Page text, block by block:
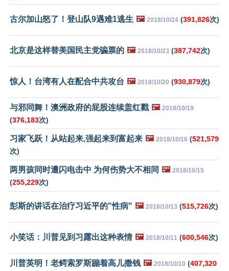
古尔加山怒了！登山队9遇难1逃生 🖼️ 2018/10/24 (391,826次)
北京是这样替美国民主党骗票的 🖼️ 2018/10/23 (387,742次)
惊人！台湾有人在配合中共攻台 🖼️ 2018/10/20 (930,879次)
与邪同舞！澳洲政府的屁股连续盖红戳 🖼️ 2018/10/19
(376,183次)
习家飞跃！从站起来,强起来到富起来 🖼️ 2018/10/16 (521,579
次)
两男孩同时遭闪电击中 为何伤势大不相同 🖼️ 2018/10/15
(255,229次)
彭斯的讲话在治疗习近平的"性病" 🖼️ 2018/10/13 (515,726次)
小笑话：川普见到习露出这种表情 🖼️ 2018/10/11 (600,546次)
川普英明！老鳄索罗斯蹦着高儿撒钱 🖼️ 2018/10/10 (407,320